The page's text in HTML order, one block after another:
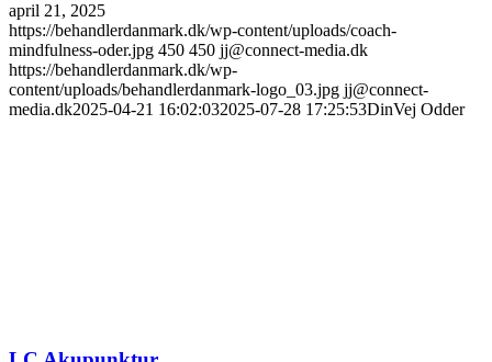
april 21, 2025
https://behandlerdanmark.dk/wp-content/uploads/coach-
mindfulness-oder.jpg 450 450 jj@connect-media.dk
https://behandlerdanmark.dk/wp-
content/uploads/behandlerdanmark-logo_03.jpg jj@connect-
media.dk2025-04-21 16:02:032025-07-28 17:25:53DinVej Odder